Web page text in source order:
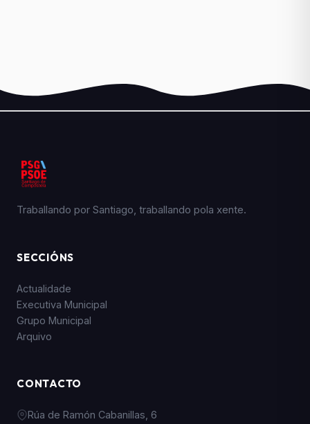
Traballando por Santiago, traballando pola xente.
SECCIÓNS
Actualidade
Executiva Municipal
Grupo Municipal
Arquivo
CONTACTO
Rúa de Ramón Cabanillas, 6